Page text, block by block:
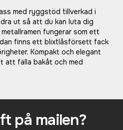
med ryggstöd tillverkad i
ut så att du kan luta dig
fungerar som ett
finns ett blixtlåsförsett fack
Kompakt och elegant
att fälla bakåt och med
på mailen?